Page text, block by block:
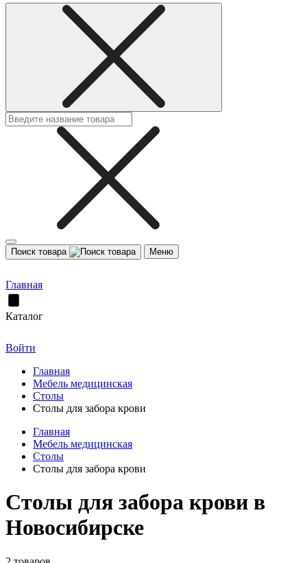
Поиск товара Меню
Главная
Каталог
Войти
Главная
Мебель медицинская
Столы
Столы для забора крови
Главная
Мебель медицинская
Столы
Столы для забора крови
Столы для забора крови в
Новосибирске